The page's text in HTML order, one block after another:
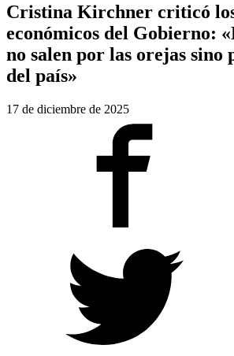
Cristina Kirchner criticó
económicos del Gobierno:
no salen por las orejas sino
del país»
17 de diciembre de 2025